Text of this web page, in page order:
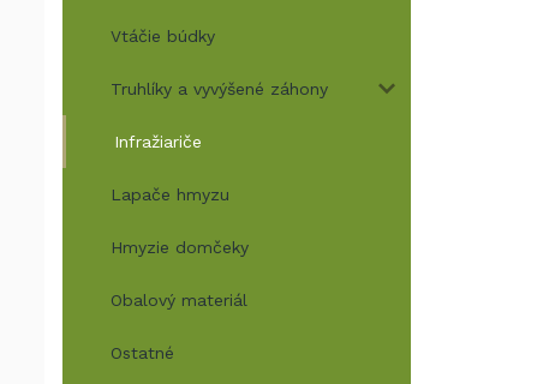
Vtáčie búdky
Truhlíky a vyvýšené záhony
Infražiariče
Lapače hmyzu
Hmyzie domčeky
Obalový materiál
Ostatné